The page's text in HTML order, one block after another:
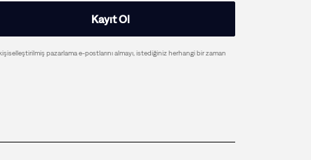
Kayıt Ol
pazarlama e-postlarını almayı, istediğiniz herhangi bir zaman